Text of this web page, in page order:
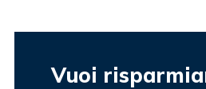
Vuoi